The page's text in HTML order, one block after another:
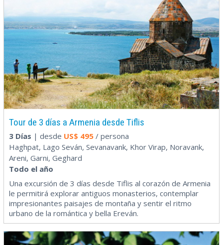
Tour de 3 días a Armenia desde Tiflis
3 Días | desde US$ 495 / persona
Haghpat, Lago Seván, Sevanavank, Khor Virap, Noravank,
Areni, Garni, Geghard
Todo el año
Una excursión de 3 días desde Tiflis al corazón de Armenia
le permitirá explorar antiguos monasterios, contemplar
impresionantes paisajes de montaña y sentir el ritmo
urbano de la romántica y bella Ereván.